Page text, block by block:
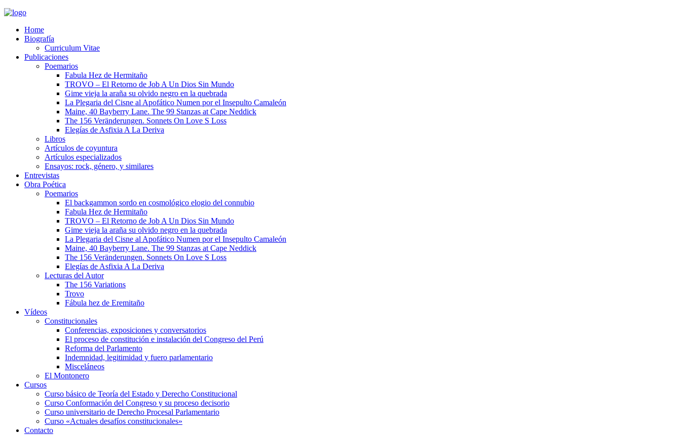
Home
Biografía
Curriculum Vitae​
Publicaciones
Poemarios
Fabula Hez de Hermitaño
TROVO – El Retorno de Job A Un Dios Sin Mundo
Gime vieja la araña su olvido negro en la quebrada
La Plegaria del Cisne al Apofático Numen por el Insepulto Camaleón
Maine, 40 Bayberry Lane. The 99 Stanzas at Cape Neddick
The 156 Veränderungen. Sonnets On Love S Loss
Elegías de Asfixia A La Deriva
Libros
Artículos de coyuntura
Artículos especializados
Ensayos: rock, género, y similares
Entrevistas
Obra Poética
Poemarios
El backgammon sordo en cosmológico elogio del connubio
Fabula Hez de Hermitaño
TROVO – El Retorno de Job A Un Dios Sin Mundo
Gime vieja la araña su olvido negro en la quebrada
La Plegaria del Cisne al Apofático Numen por el Insepulto Camaleón
Maine, 40 Bayberry Lane. The 99 Stanzas at Cape Neddick
The 156 Veränderungen. Sonnets On Love S Loss
Elegías de Asfixia A La Deriva
Lecturas del Autor
The 156 Variations
Trovo
Fábula hez de Eremitaño
Vídeos
Constitucionales
Conferencias, exposiciones y conversatorios
El proceso de constitución e instalación del Congreso del Perú
Reforma del Parlamento
Indemnidad, legitimidad y fuero parlamentario
Misceláneos
El Montonero
Cursos
Curso básico de Teoría del Estado y Derecho Constitucional
Curso Conformación del Congreso y su proceso decisorio
Curso universitario de Derecho Procesal Parlamentario
Curso «Actuales desafíos constitucionales»
Contacto